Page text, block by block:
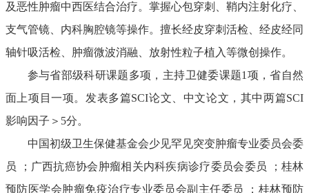
及恶性肿瘤中西医结合治疗。掌握心包穿刺、鞘内注射化疗、
支气管镜、内科胸腔镜等操作。擅长经皮穿刺活检、经皮经同
轴针吸活检、肿瘤微波消融、放射性粒子植入等微创操作。
参与省部级科研课题多项，主持卫健委课题1项，省自然
面上项目一项。发表多篇SCI论文、中文论文，其中两篇SCI
影响因子＞5分。
中国初级卫生保健基金会少见罕见突变肿瘤专业委员会委
员
；广西抗癌协会肿瘤相关内科疾病诊疗委员会委员
；桂林
预防医学会肿瘤免疫治疗专业委员会副主任委员
；桂林预防